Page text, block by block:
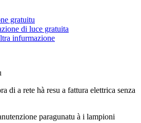
gratuitu
di luce gratuita
infurmazione
di a rete hà resu a fattura elettrica senza
paragunatu à i lampioni